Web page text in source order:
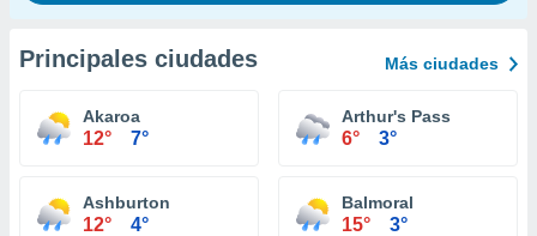
Principales ciudades Más ciudades
Akaroa
12° 7°
Arthur's Pass
6° 3°
Ashburton
12° 4°
Balmoral
15° 3°